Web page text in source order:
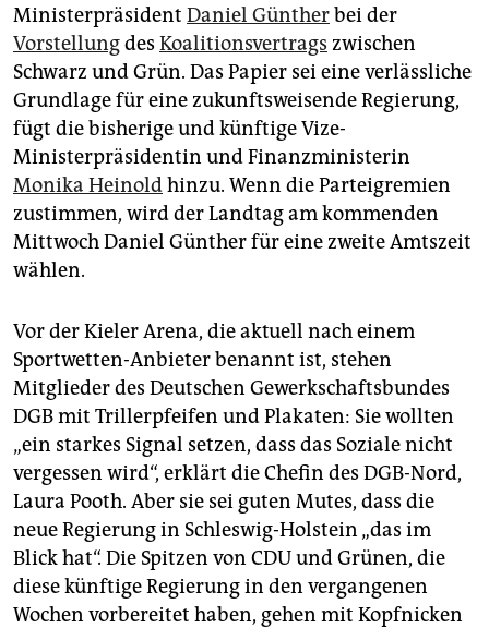
epaper login
Ministerpräsident Daniel Güntherbei der
Vorstellungdes Koalitionsvertrags zwischen
Schwarz und Grün. Das Papier sei eine verlässliche
Grundlage für eine zukunftsweisende Regierung,
fügt die bisherige und künftige Vize-
Ministerpräsidentin und Finanzministerin
Monika Heinoldhinzu. Wenn die Partei­gremien
zustimmen, wird der Landtag am kommenden
Mittwoch Daniel Günther für eine zweite Amtszeit
wählen.
Vor der Kieler Arena, die aktuell nach einem
Sportwetten-Anbieter benannt ist, stehen
Mitglieder des Deutschen Gewerkschaftsbundes
DGB mit Trillerpfeifen und Plakaten: Sie wollten
„ein starkes Signal setzen, dass das Soziale nicht
vergessen wird“, erklärt die Chefin des DGB-Nord,
Laura Pooth. Aber sie sei guten Mutes, dass die
neue Regierung in Schleswig-Holstein „das im
Blick hat“. Die Spitzen von CDU und Grünen, die
diese künftige Regierung in den vergangenen
Wochen vorbereitet haben, gehen mit Kopfnicken